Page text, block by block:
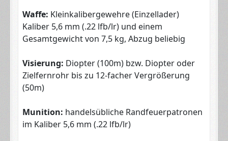
Waffe: Kleinkalibergewehre (Einzellader)
Kaliber 5,6 mm (.22 lfb/lr) und einem
Gesamtgewicht von 7,5 kg, Abzug beliebig
Visierung: Diopter (100m) bzw. Diopter oder
Zielfernrohr bis zu 12-facher Vergrößerung
(50m)
Munition: handelsübliche Randfeuerpatronen
im Kaliber 5,6 mm (.22 lfb/lr)